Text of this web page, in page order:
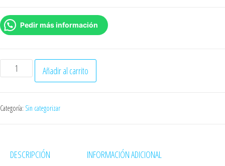
Pedir más información
Añadir al carrito
a
Categoría: Sin categorizar
DESCRIPCIÓN
INFORMACIÓN ADICIONAL